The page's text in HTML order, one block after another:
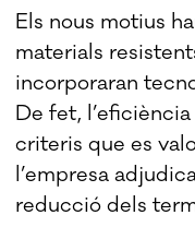
Els nous motius
materials
incorporaran
De fet,
criteris que es
l’empresa
reducció dels